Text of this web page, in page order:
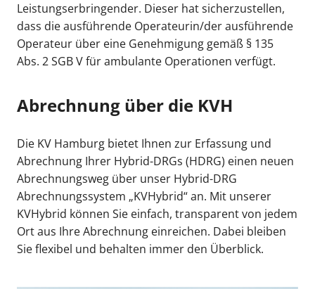
Leistungserbringender. Dieser hat sicherzustellen,
dass die ausführende Operateurin/der ausführende
Operateur über eine Genehmigung gemäß § 135
Abs. 2 SGB V für ambulante Operationen verfügt.
Abrechnung über die KVH
Die KV Hamburg bietet Ihnen zur Erfassung und
Abrechnung Ihrer Hybrid-DRGs (HDRG) einen neuen
Abrechnungsweg über unser Hybrid-DRG
Abrechnungssystem „KVHybrid“ an. Mit unserer
KVHybrid können Sie einfach, transparent von jedem
Ort aus Ihre Abrechnung einreichen. Dabei bleiben
Sie flexibel und behalten immer den Überblick.